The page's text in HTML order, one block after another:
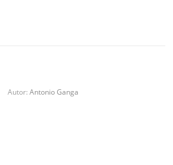
Autor:Antonio Ganga